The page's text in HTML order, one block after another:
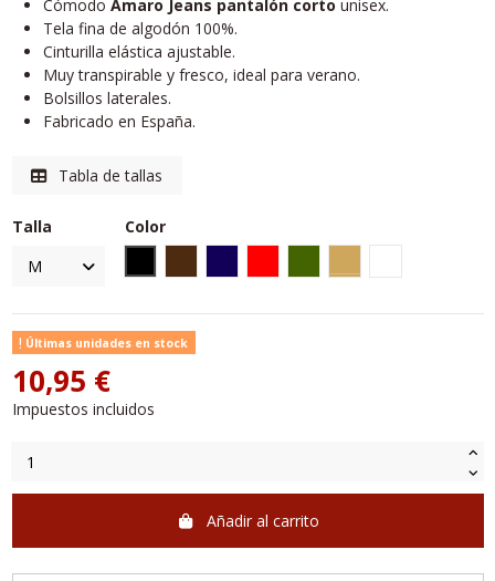
Cómodo Amaro Jeans pantalón corto unisex.
Tela fina de algodón 100%.
Cinturilla elástica ajustable.
Muy transpirable y fresco, ideal para verano.
Bolsillos laterales.
Fabricado en España.
Tabla de tallas
Talla
Color
Últimas unidades en stock
10,95 €
Impuestos incluidos
Añadir al carrito